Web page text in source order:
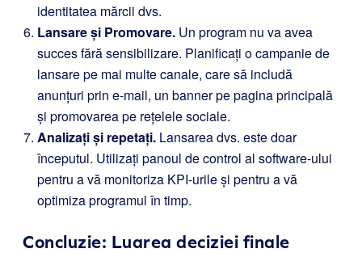
identitatea mărcii dvs.
Lansare și Promovare. Un program nu va avea
succes fără sensibilizare. Planificați o campanie de
lansare pe mai multe canale, care să includă
anunțuri prin e-mail, un banner pe pagina principală
și promovarea pe rețelele sociale.
Analizați și repetați. Lansarea dvs. este doar
începutul. Utilizați panoul de control al software-ului
pentru a vă monitoriza KPI-urile și pentru a vă
optimiza programul în timp.
Concluzie: Luarea deciziei finale